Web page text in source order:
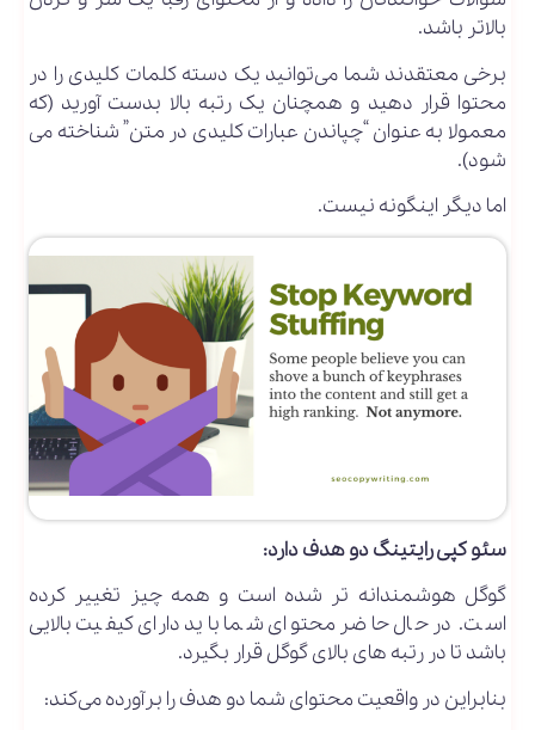
بالاتر باشد.
برخی معتقدند شما می‌توانید یک دسته کلمات کلیدی را در
محتوا قرار دهید و همچنان یک رتبه بالا بدست آورید (که
معمولا به عنوان “چپاندن عبارات کلیدی در متن” شناخته می
شود).
اما دیگر اینگونه نیست.
سئو کپی رایتینگ دو هدف دارد:
گوگل هوشمندانه تر شده است و همه چیز تغییر کرده
است. در حال حاضر محتوای شما باید دارای کیفیت بالایی
باشد تا در رتبه های بالای گوگل قرار بگیرد.
بنابراین در واقعیت محتوای شما دو هدف را برآورده می‌کند: